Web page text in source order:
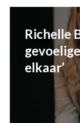
Richelle
elkaar’